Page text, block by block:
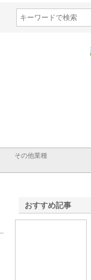
その他業種
おすすめ記事